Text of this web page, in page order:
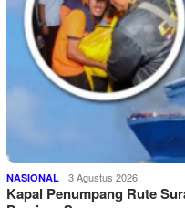
NASIONAL 3 Agustus 2026
Kapal Penumpang Rute